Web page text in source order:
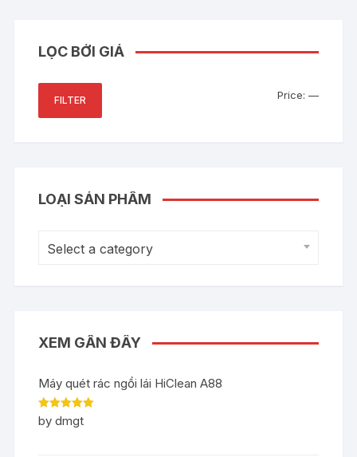
LỌC BỞI GIÁ
FILTER Price: —
LOẠI SẢN PHẨM
Select a category
XEM GẦN ĐÂY
Máy quét rác ngồi lái HiClean A88
Rated5out
of 5
by dmgt